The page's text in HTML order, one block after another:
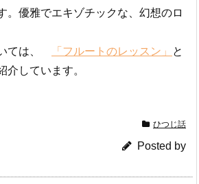
。優雅でエキゾチックな、幻想のロ
ては、 「フルートのレッスン」
と
介しています。
ひつじ話
Posted by